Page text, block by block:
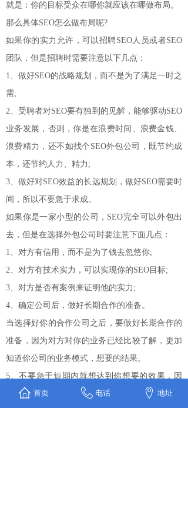
就是：你的目标受众在哪你就应该在哪做布局。
那么具体SEO怎么做布局呢?
如果你的实力允许，可以招聘SEO人员或者SEO
团队，但是招聘时需要注意以下几点：
1、做好SEO的战略规划，而不是为了满足一时之
需;
2、受聘者对SEO要有独到的见解，能够驱动SEO
业务发展，否则，你是在浪费时间、浪费金钱、
浪费精力，还不如找个SEO外包公司，既节约成
本，还节约人力、精力;
3、做好对SEO效益的长远规划，做好SEO需要时
间，所以不要急于求成。
如果你是一家小型的公司，SEO完全可以外包出
去，但是在选择外包公司时要注意下面几点：
1、对方有信用，而不是为了钱去忽悠你;
2、对方有技术实力，可以实现你的SEO目标;
3、对方是否有案例来证明他的实力;
4、确定公司后，做好长期合作的准备。
当选择好你的合作公司之后，要做好长期合作的
准备，因为对方对你的业务已经比较了解，更加
知道你公司的业务模式，想要的结果。
5、不要急于短期内就想达到你想要的效果，因
为SEO本身就是一个长期积累的过程，当然不排
首页 电话 地址